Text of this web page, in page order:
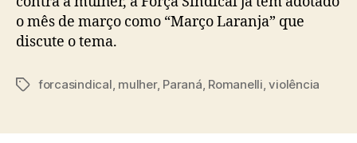
o mês de março como “Março Laranja” que
discute o tema.
Tagsforcasindical, mulher, Paraná, Romanelli,violência